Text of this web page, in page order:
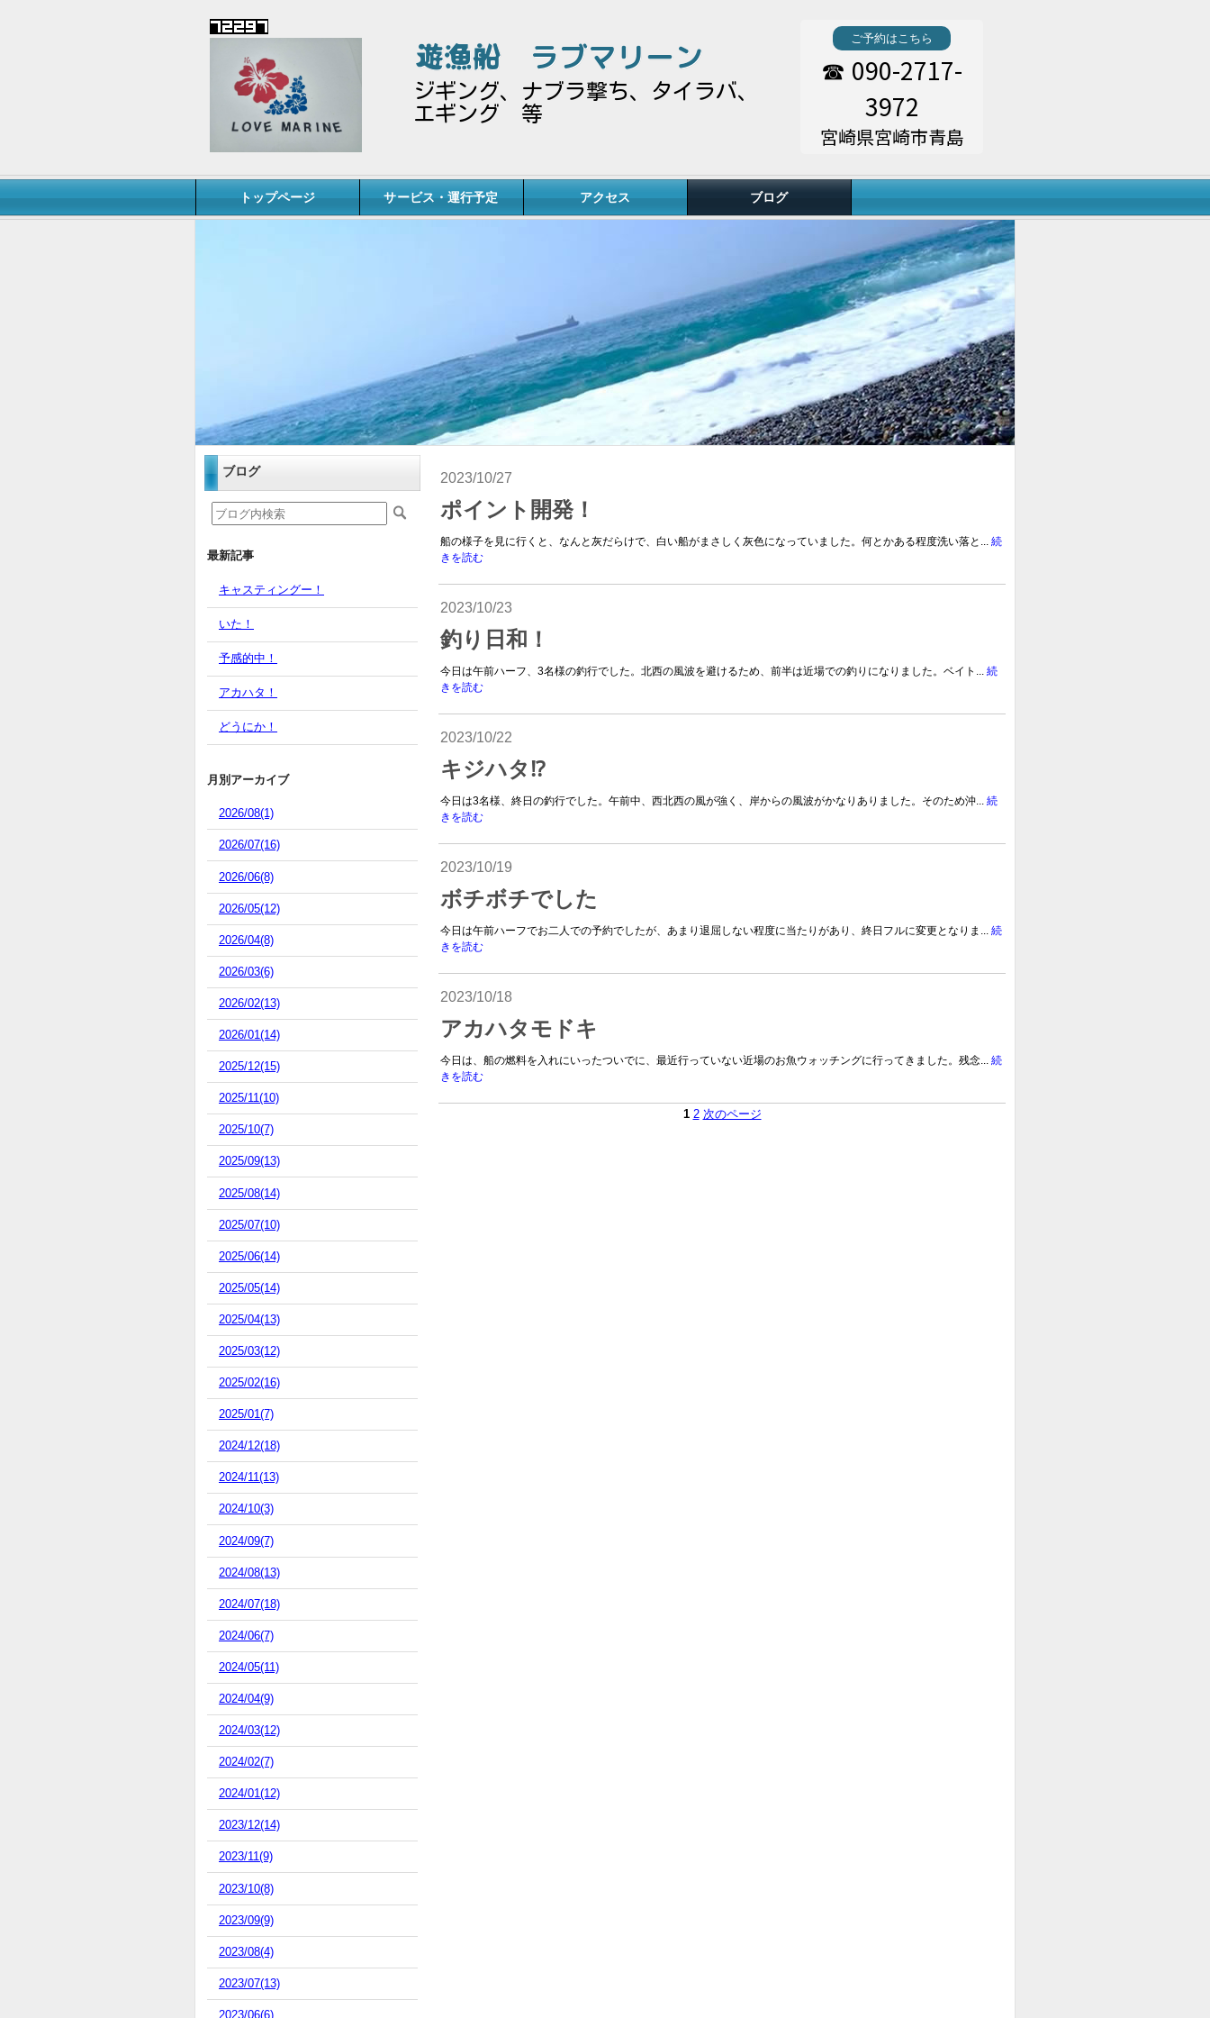
遊漁船 ラブマリーン
ジギング、ナブラ撃ち、タイラバ、
エギング 等
ご予約はこちら
☎ 090-2717-
3972
宮崎県宮崎市青島
トップページ サービス・運行予定 アクセス ブログ
ブログ
最新記事
キャスティングー！
いた！
予感的中！
アカハタ！
どうにか！
月別アーカイブ
2026/08(1)
2026/07(16)
2026/06(8)
2026/05(12)
2026/04(8)
2026/03(6)
2026/02(13)
2026/01(14)
2025/12(15)
2025/11(10)
2025/10(7)
2025/09(13)
2025/08(14)
2025/07(10)
2025/06(14)
2025/05(14)
2025/04(13)
2025/03(12)
2025/02(16)
2025/01(7)
2024/12(18)
2024/11(13)
2024/10(3)
2024/09(7)
2024/08(13)
2024/07(18)
2024/06(7)
2024/05(11)
2024/04(9)
2024/03(12)
2024/02(7)
2024/01(12)
2023/12(14)
2023/11(9)
2023/10(8)
2023/09(9)
2023/08(4)
2023/07(13)
2023/06(6)
2023/10/27
ポイント開発！
船の様子を見に行くと、なんと灰だらけで、白い船がまさしく灰色になっていました。何とかある程度洗い落と... 続
きを読む
2023/10/23
釣り日和！
今日は午前ハーフ、3名様の釣行でした。北西の風波を避けるため、前半は近場での釣りになりました。ベイト... 続
きを読む
2023/10/22
キジハタ⁉︎
今日は3名様、終日の釣行でした。午前中、西北西の風が強く、岸からの風波がかなりありました。そのため沖... 続
きを読む
2023/10/19
ボチボチでした
今日は午前ハーフでお二人での予約でしたが、あまり退屈しない程度に当たりがあり、終日フルに変更となりま... 続
きを読む
2023/10/18
アカハタモドキ
今日は、船の燃料を入れにいったついでに、最近行っていない近場のお魚ウォッチングに行ってきました。残念... 続
きを読む
1 2 次のページ